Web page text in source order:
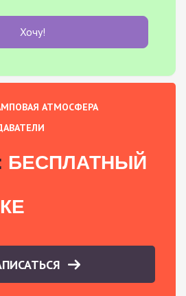
Хочу!
АТМОСФЕРА
БЕСПЛАТНЫЙ